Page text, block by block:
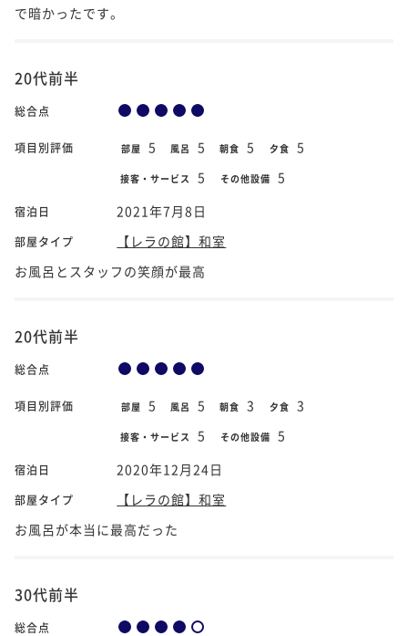
で暗かったです。
20代前半
総合点
項目別評価 部屋 5 風呂 5 朝食 5 夕食 5
接客・サービス 5 その他設備 5
宿泊日 2021年7月8日
部屋タイプ
【レラの館】和室
お風呂とスタッフの笑顔が最高
20代前半
総合点
項目別評価 部屋 5 風呂 5 朝食 3 夕食 3
接客・サービス 5 その他設備 5
宿泊日 2020年12月24日
部屋タイプ
【レラの館】和室
お風呂が本当に最高だった
30代前半
総合点